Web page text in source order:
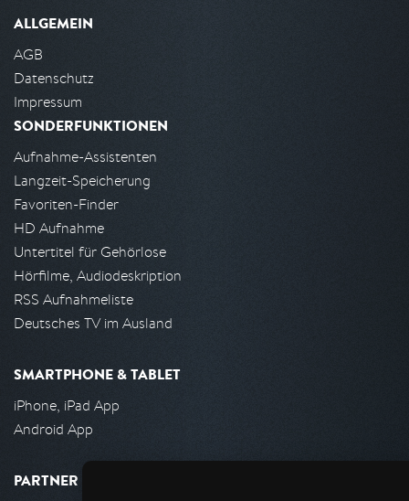
ALLGEMEIN
AGB
Datenschutz
Impressum
SONDERFUNKTIONEN
Aufnahme-Assistenten
Langzeit-Speicherung
Favoriten-Finder
HD Aufnahme
Untertitel für Gehörlose
Hörfilme, Audiodeskription
RSS Aufnahmeliste
Deutsches TV im Ausland
SMARTPHONE & TABLET
iPhone, iPad App
Android App
PARTNER